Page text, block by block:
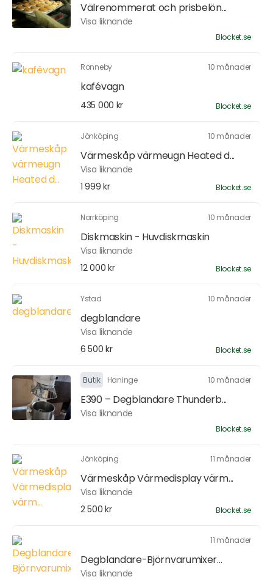
Välrenommerat och prisbelön...
Visa liknande
Blocket.se
Ronneby 10 månader
kafévagn
435 000 kr Blocket.se
Jönköping 10 månader
Värmeskåp värmeugn Heated d...
Visa liknande
1 999 kr
Blocket.se
Norrköping 10 månader
Diskmaskin - Huvdiskmaskin
Visa liknande
12 000 kr
Blocket.se
Ystad 10 månader
degblandare
Visa liknande
6 500 kr
Blocket.se
Butik Haninge 10 månader
E390 – Degblandare Thunderb...
Visa liknande
Blocket.se
Jönköping 11 månader
Värmeskåp Värmedisplay värm...
Visa liknande
2 500 kr
Blocket.se
11 månader
Degblandare-Björnvarumixer...
Visa liknande